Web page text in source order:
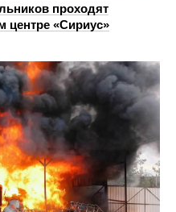
проходят
центре «Сириус»